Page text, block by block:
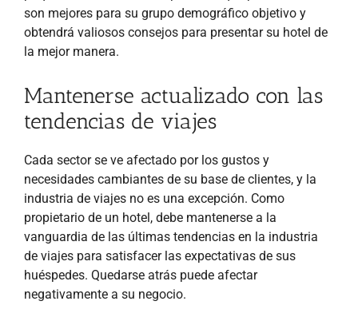
son mejores para su grupo demográfico objetivo y
obtendrá valiosos consejos para presentar su hotel de
la mejor manera.
Mantenerse actualizado con las
tendencias de viajes
Cada sector se ve afectado por los gustos y
necesidades cambiantes de su base de clientes, y la
industria de viajes no es una excepción. Como
propietario de un hotel, debe mantenerse a la
vanguardia de las últimas tendencias en la industria
de viajes para satisfacer las expectativas de sus
huéspedes. Quedarse atrás puede afectar
negativamente a su negocio.